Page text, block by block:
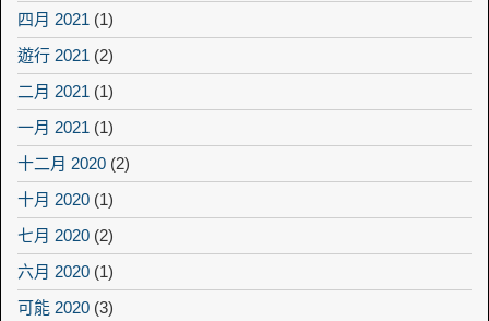
四月 2021 (1)
遊行 2021 (2)
二月 2021 (1)
一月 2021 (1)
十二月 2020 (2)
十月 2020 (1)
七月 2020 (2)
六月 2020 (1)
可能 2020 (3)